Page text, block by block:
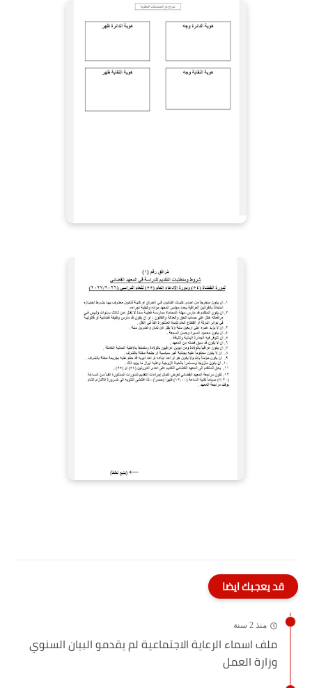
قد يعجبك ايضا
منذ 2 سنة
ملف اسماء الرعاية الاجتماعية لم يقدمو البيان السنوي
وزارة العمل